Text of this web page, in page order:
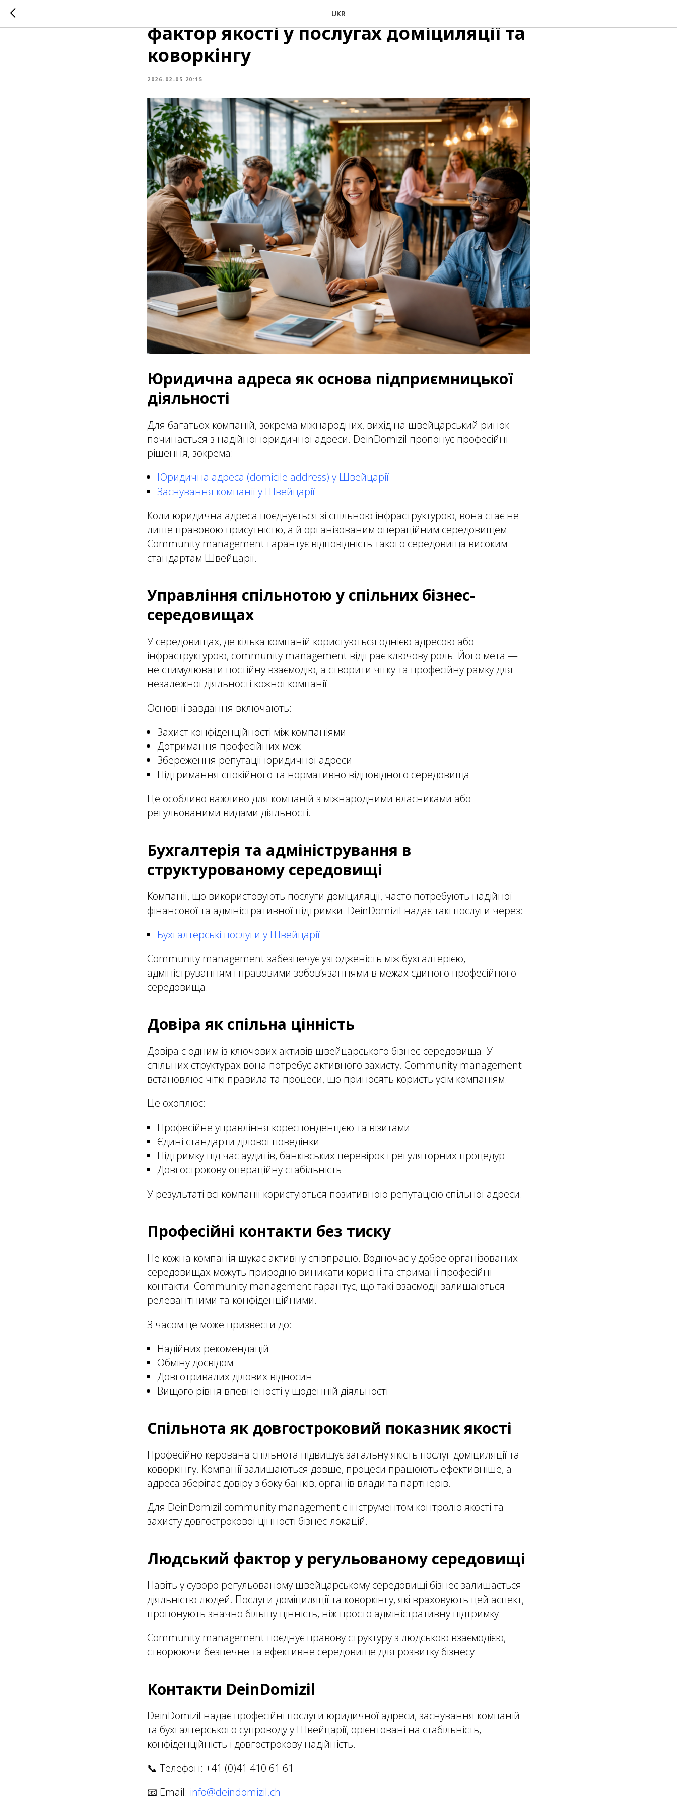
UKR
Community Management: прихований
фактор якості у послугах доміциляції та
коворкінгу
2026-02-05 20:15
Юридична адреса як основа підприємницької
діяльності
Для багатьох компаній, зокрема міжнародних, вихід на швейцарський ринок
починається з надійної юридичної адреси. DeinDomizil пропонує професійні
рішення, зокрема:
Юридична адреса (domicile address) у Швейцарії
Заснування компанії у Швейцарії
Коли юридична адреса поєднується зі спільною інфраструктурою, вона стає не
лише правовою присутністю, а й організованим операційним середовищем.
Community management гарантує відповідність такого середовища високим
стандартам Швейцарії.
Управління спільнотою у спільних бізнес-
середовищах
У середовищах, де кілька компаній користуються однією адресою або
інфраструктурою, community management відіграє ключову роль. Його мета —
не стимулювати постійну взаємодію, а створити чітку та професійну рамку для
незалежної діяльності кожної компанії.
Основні завдання включають:
Захист конфіденційності між компаніями
Дотримання професійних меж
Збереження репутації юридичної адреси
Підтримання спокійного та нормативно відповідного середовища
Це особливо важливо для компаній з міжнародними власниками або
регульованими видами діяльності.
Бухгалтерія та адміністрування в
структурованому середовищі
Компанії, що використовують послуги доміциляції, часто потребують надійної
фінансової та адміністративної підтримки. DeinDomizil надає такі послуги через:
Бухгалтерські послуги у Швейцарії
Community management забезпечує узгодженість між бухгалтерією,
адмініструванням і правовими зобов’язаннями в межах єдиного професійного
середовища.
Довіра як спільна цінність
Довіра є одним із ключових активів швейцарського бізнес-середовища. У
спільних структурах вона потребує активного захисту. Community management
встановлює чіткі правила та процеси, що приносять користь усім компаніям.
Це охоплює:
Професійне управління кореспонденцією та візитами
Єдині стандарти ділової поведінки
Підтримку під час аудитів, банківських перевірок і регуляторних процедур
Довгострокову операційну стабільність
У результаті всі компанії користуються позитивною репутацією спільної адреси.
Професійні контакти без тиску
Не кожна компанія шукає активну співпрацю. Водночас у добре організованих
середовищах можуть природно виникати корисні та стримані професійні
контакти. Community management гарантує, що такі взаємодії залишаються
релевантними та конфіденційними.
З часом це може призвести до:
Надійних рекомендацій
Обміну досвідом
Довготривалих ділових відносин
Вищого рівня впевненості у щоденній діяльності
Спільнота як довгостроковий показник якості
Професійно керована спільнота підвищує загальну якість послуг доміциляції та
коворкінгу. Компанії залишаються довше, процеси працюють ефективніше, а
адреса зберігає довіру з боку банків, органів влади та партнерів.
Для DeinDomizil community management є інструментом контролю якості та
захисту довгострокової цінності бізнес-локацій.
Людський фактор у регульованому середовищі
Навіть у суворо регульованому швейцарському середовищі бізнес залишається
діяльністю людей. Послуги доміциляції та коворкінгу, які враховують цей аспект,
пропонують значно більшу цінність, ніж просто адміністративну підтримку.
Community management поєднує правову структуру з людською взаємодією,
створюючи безпечне та ефективне середовище для розвитку бізнесу.
Контакти DeinDomizil
DeinDomizil надає професійні послуги юридичної адреси, заснування компаній
та бухгалтерського супроводу у Швейцарії, орієнтовані на стабільність,
конфіденційність і довгострокову надійність.
📞 Телефон: +41 (0)41 410 61 61
📧 Email: info@deindomizil.ch